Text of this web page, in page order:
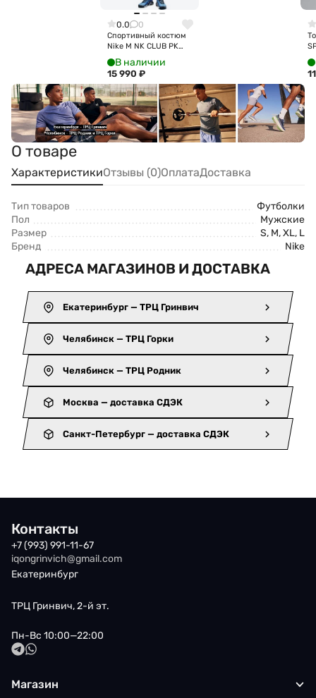
0.0 0
Спортивный костюм
Nike M NK CLUB PK
TRK SUIT HV1444-010
В наличии
15 990 ₽
О товаре
ХарактеристикиОтзывы (0)ОплатаДоставка
Тип товаров
Футболки
Пол
Мужские
Размер
S, M, XL, L
Бренд
Nike
АДРЕСА МАГАЗИНОВ И ДОСТАВКА
Екатеринбург — ТРЦ Гринвич
Челябинск — ТРЦ Горки
Челябинск — ТРЦ Родник
Москва — доставка СДЭК
Санкт-Петербург — доставка СДЭК
Контакты
+7 (993) 991-11-67
iqongrinvich@gmail.com
Екатеринбург
ТРЦ Гринвич, 2-й эт.
Пн-Вс 10:00—22:00
Магазин